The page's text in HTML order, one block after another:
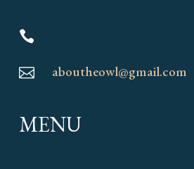

 aboutheowl@gmail.com
MENU